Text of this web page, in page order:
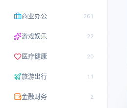
商业办公 261
游戏娱乐 22
医疗健康 20
旅游出行 11
金融财务 2